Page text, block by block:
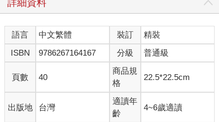
詳細資料
語言 中文繁體 裝訂
精裝
ISBN
9786267164167 分級 普通級
頁數 40
商品規
格
22.5*22.5cm
出版地 台灣
適讀年
齡
4~6歲適讀